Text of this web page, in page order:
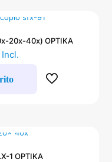
20x-40x) OPTIKA
Incl.
1 OPTIKA